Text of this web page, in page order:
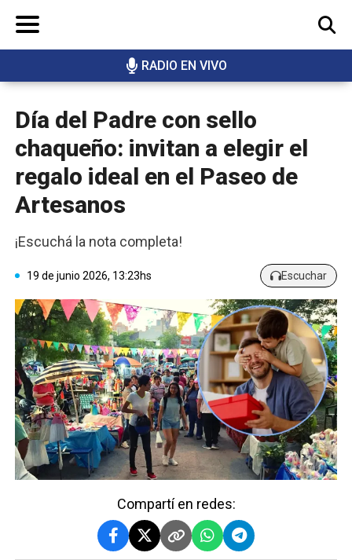
RADIO EN VIVO
BUSCAR
Día del Padre con sello
chaqueño: invitan a elegir el
regalo ideal en el Paseo de
Artesanos
¡Escuchá la nota completa!
19 de junio 2026, 13:23hs Escuchar
Compartí en redes: